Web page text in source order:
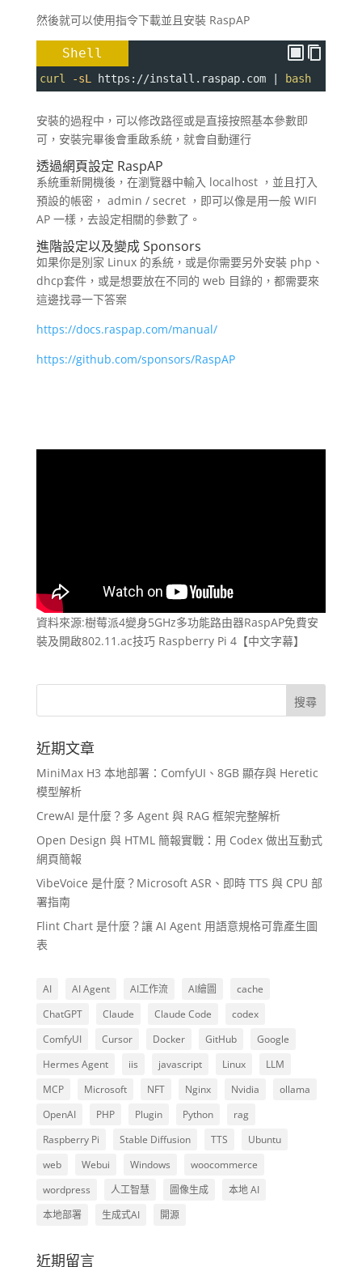
然後就可以使用指令下載並且安裝 RaspAP
Shell
curl -sL https://install.raspap.com | bash
安裝的過程中，可以修改路徑或是直接按照基本參數即
可，安裝完畢後會重啟系統，就會自動運行
透過網頁設定 RaspAP
系統重新開機後，在瀏覽器中輸入 localhost ，並且打入
預設的帳密， admin / secret ，即可以像是用一般 WIFI
AP 一樣，去設定相關的參數了。
進階設定以及變成 Sponsors
如果你是別家 Linux 的系統，或是你需要另外安裝 php、
dhcp套件，或是想要放在不同的 web 目錄的，都需要來
這邊找尋一下答案
https://docs.raspap.com/manual/
https://github.com/sponsors/RaspAP
資料來源:樹莓派4變身5GHz多功能路由器RaspAP免費安
裝及開啟802.11.ac技巧 Raspberry Pi 4【中文字幕】
近期文章
MiniMax H3 本地部署：ComfyUI、8GB 顯存與 Heretic
模型解析
CrewAI 是什麼？多 Agent 與 RAG 框架完整解析
Open Design 與 HTML 簡報實戰：用 Codex 做出互動式
網頁簡報
VibeVoice 是什麼？Microsoft ASR、即時 TTS 與 CPU 部
署指南
Flint Chart 是什麼？讓 AI Agent 用語意規格可靠產生圖
表
AI AI Agent AI工作流 AI繪圖
cache
ChatGPT
Claude Claude Code
codex
ComfyUI
Cursor Docker GitHub
Google
Hermes Agent
iis javascript Linux
LLM
MCP
Microsoft NFT Nginx Nvidia
ollama
OpenAI
PHP Plugin Python
rag
Raspberry Pi
Stable Diffusion TTS
Ubuntu
web
Webui Windows
woocommerce
wordpress
人工智慧 圖像生成
本地 AI
本地部署
生成式AI 開源
近期留言